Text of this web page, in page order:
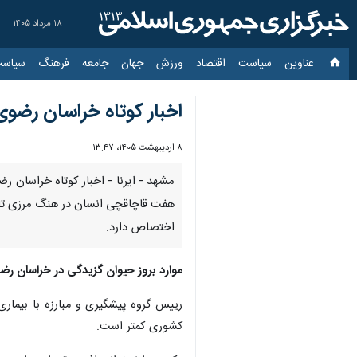
۱۸ مرداد ۱۴۰۵
عناوین‌ سیاست اقتصاد ورزش جهان جامعه فرهنگ
اخبار کوتاه خراسان
۸ اردیبهشت ۱۴۰۵، ۱۳:۴۷